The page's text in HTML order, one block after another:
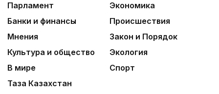
Парламент
Экономика
Банки и финансы
Происшествия
Мнения
Закон и Порядок
Культура и общество
Экология
В мире
Спорт
Таза Казахстан